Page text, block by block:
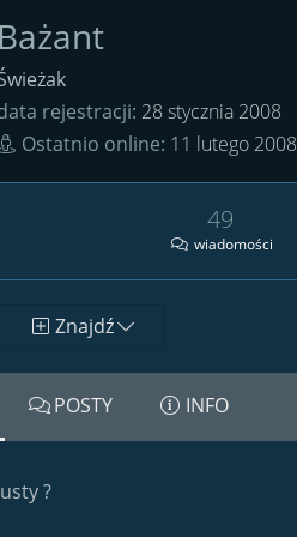
Bażant
rejestracji 28 stycznia 2008
Ostatnio online 11 lutego 2008
wiadomości
49
Znajdź
POSTY INFO
?